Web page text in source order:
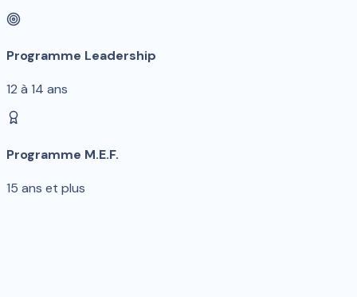
Programme Leadership
12 à 14 ans
Programme M.E.F.
15 ans et plus